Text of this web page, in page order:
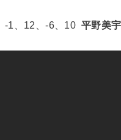
1、12、-6、10平野美宇